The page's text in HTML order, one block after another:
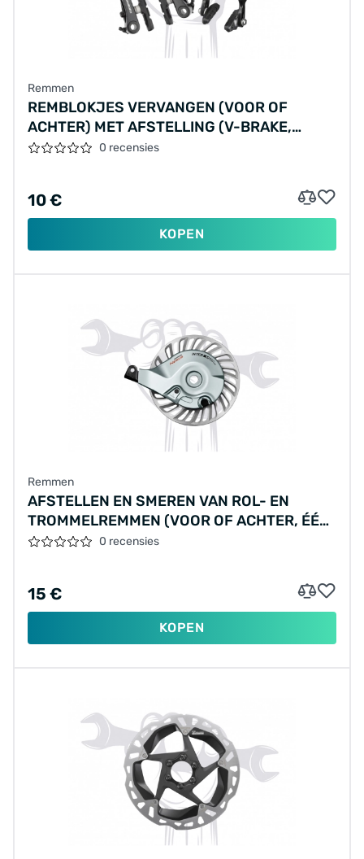
Remmen
REMBLOKJES VERVANGEN (VOOR OF
ACHTER) MET AFSTELLING (V-BRAKE,
CALIPER, CANTILEVER) REMBLOKJES EN
0 recensies
10 €
KOPEN
Remmen
AFSTELLEN EN SMEREN VAN ROL- EN
TROMMELREMMEN (VOOR OF ACHTER, ÉÉN
REM), MATERIALEN APART BEREKEND
0 recensies
15 €
KOPEN